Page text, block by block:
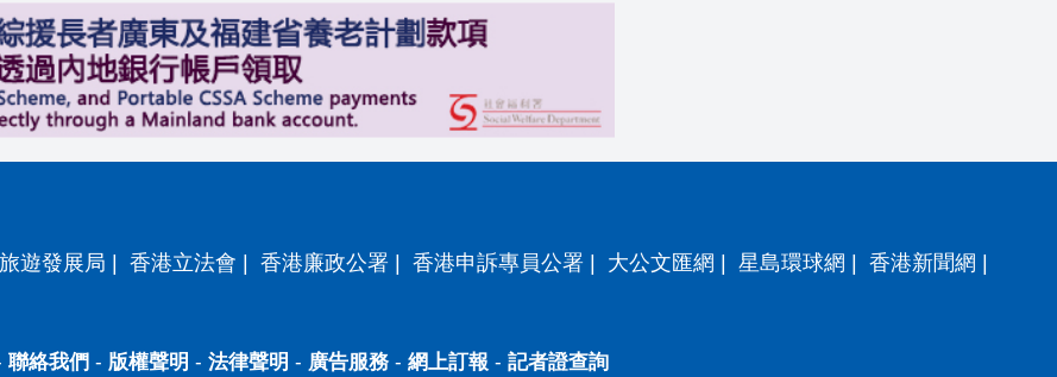
遊發展局 香港立法會 香港廉政公署 香港申訴專員公署 大公文匯網 星島環球網 香港新聞網
聯絡我們 - 版權聲明 - 法律聲明 - 廣告服務- 網上訂報 - 記者證查詢